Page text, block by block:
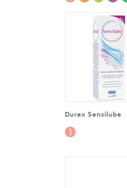
Durex Sensilube